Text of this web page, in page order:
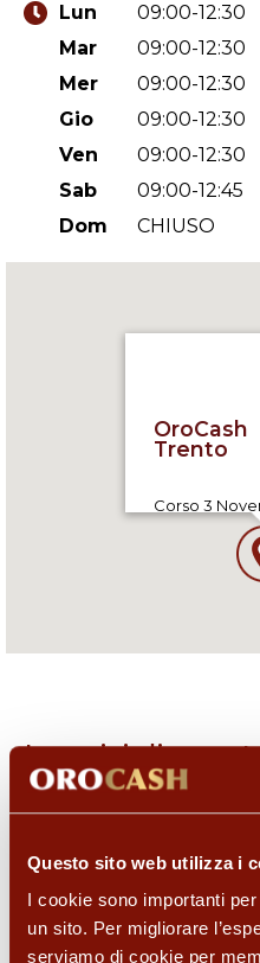
Questo sito web utilizza i
I cookie sono importanti
un sito. Per migliorare
serviamo di cookie per
Lun 09:00-12:30
Mar
09:00-12:30
Mer
09:00-12:30
Gio
09:00-12:30
Ven
09:00-12:30
Sab
09:00-12:45
Dom
CHIUSO
OroCash
Corso 3
38100 Trento
09:00-
I servizi di